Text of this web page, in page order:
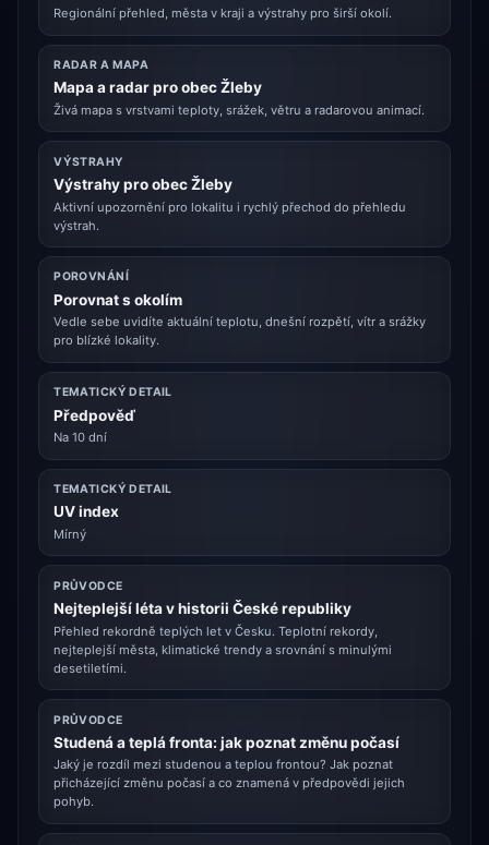
Regionální přehled, města v kraji a výstrahy pro širší okolí.
RADAR A MAPA
Mapa a radar pro obec Žleby
Živá mapa s vrstvami teploty, srážek, větru a radarovou animací.
VÝSTRAHY
Výstrahy pro obec Žleby
Aktivní upozornění pro lokalitu i rychlý přechod do přehledu
výstrah.
POROVNÁNÍ
Porovnat s okolím
Vedle sebe uvidíte aktuální teplotu, dnešní rozpětí, vítr a srážky
pro blízké lokality.
TEMATICKÝ DETAIL
Předpověď
Na 10 dní
TEMATICKÝ DETAIL
UV index
Mírný
PRŮVODCE
Nejteplejší léta v historii České republiky
Přehled rekordně teplých let v Česku. Teplotní rekordy,
nejteplejší města, klimatické trendy a srovnání s minulými
desetiletími.
PRŮVODCE
Studená a teplá fronta: jak poznat změnu počasí
Jaký je rozdíl mezi studenou a teplou frontou? Jak poznat
přicházející změnu počasí a co znamená v předpovědi jejich
pohyb.